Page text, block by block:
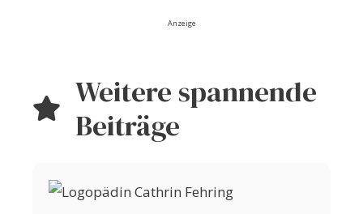
Anzeige
Weitere spannende
Beiträge